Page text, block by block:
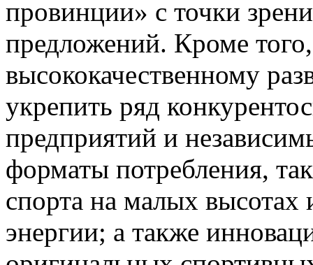
провинции» с точки
предложений. Кроме того,
высококачественному
укрепить ряд
предприятий и
форматы потребления,
спорта на малых высотах
энергии; а также